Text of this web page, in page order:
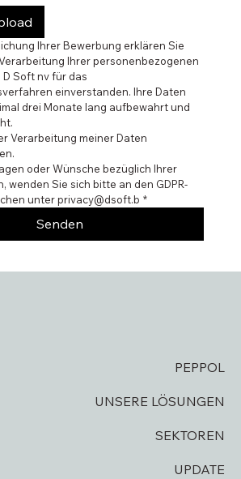
Ihrer Bewerbung erklären Sie
Ihrer personenbezogenen
Soft nv für das
einverstanden. Ihre Daten
drei Monate lang aufbewahrt und
Verarbeitung meiner Daten
oder Wünsche bezüglich Ihrer
wenden Sie sich bitte an den GDPR-
unter privacy@dsoft.b *
Senden
PEPPOL
UNSERE LÖSUNGEN
SEKTOREN
UPDATE